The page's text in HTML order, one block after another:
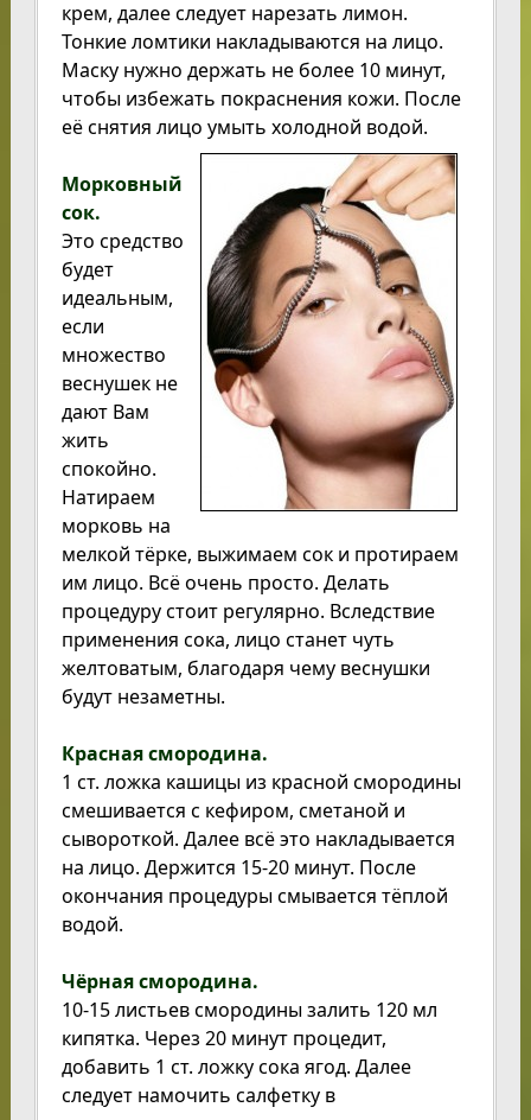
крем, далее следует нарезать лимон.
Тонкие ломтики накладываются на лицо.
Маску нужно держать не более 10 минут,
чтобы избежать покраснения кожи. После
её снятия лицо умыть холодной водой.
Морковный
сок.
Это средство
будет
идеальным,
если
множество
веснушек не
дают Вам
жить
спокойно.
Натираем
морковь на
мелкой тёрке, выжимаем сок и протираем
им лицо. Всё очень просто. Делать
процедуру стоит регулярно. Вследствие
применения сока, лицо станет чуть
желтоватым, благодаря чему веснушки
будут незаметны.
Красная смородина.
1 ст. ложка кашицы из красной смородины
смешивается с кефиром, сметаной и
сывороткой. Далее всё это накладывается
на лицо. Держится 15-20 минут. После
окончания процедуры смывается тёплой
водой.
Чёрная смородина.
10-15 листьев смородины залить 120 мл
кипятка. Через 20 минут процедит,
добавить 1 ст. ложку сока ягод. Далее
следует намочить салфетку в